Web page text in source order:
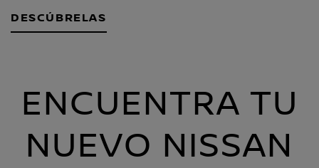
DESCÚBRELAS
ENCUENTRA TU
NUEVO NISSAN